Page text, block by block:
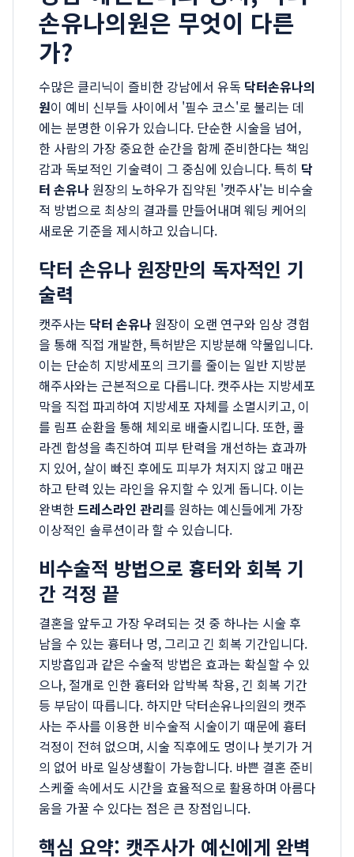
손유나의원은 무엇이 다른
가?
수많은 클리닉이 즐비한 강남에서 유독 닥터손유나의
원이 예비 신부들 사이에서 '필수 코스'로 불리는 데
에는 분명한 이유가 있습니다. 단순한 시술을 넘어,
한 사람의 가장 중요한 순간을 함께 준비한다는 책임
감과 독보적인 기술력이 그 중심에 있습니다. 특히 닥
터 손유나 원장의 노하우가 집약된 '캣주사'는 비수술
적 방법으로 최상의 결과를 만들어내며 웨딩 케어의
새로운 기준을 제시하고 있습니다.
닥터 손유나 원장만의 독자적인 기
술력
캣주사는 닥터 손유나 원장이 오랜 연구와 임상 경험
을 통해 직접 개발한, 특허받은 지방분해 약물입니다.
이는 단순히 지방세포의 크기를 줄이는 일반 지방분
해주사와는 근본적으로 다릅니다. 캣주사는 지방세포
막을 직접 파괴하여 지방세포 자체를 소멸시키고, 이
를 림프 순환을 통해 체외로 배출시킵니다. 또한, 콜
라겐 합성을 촉진하여 피부 탄력을 개선하는 효과까
지 있어, 살이 빠진 후에도 피부가 처지지 않고 매끈
하고 탄력 있는 라인을 유지할 수 있게 돕니다. 이는
완벽한드레스라인 관리를 원하는 예신들에게 가장
이상적인 솔루션이라 할 수 있습니다.
비수술적 방법으로 흉터와 회복 기
간 걱정 끝
결혼을 앞두고 가장 우려되는 것 중 하나는 시술 후
남을 수 있는 흉터나 멍, 그리고 긴 회복 기간입니다.
지방흡입과 같은 수술적 방법은 효과는 확실할 수 있
으나, 절개로 인한 흉터와 압박복 착용, 긴 회복 기간
등 부담이 따릅니다. 하지만 닥터손유나의원의 캣주
사는 주사를 이용한 비수술적 시술이기 때문에 흉터
걱정이 전혀 없으며, 시술 직후에도 멍이나 붓기가 거
의 없어 바로 일상생활이 가능합니다. 바쁜 결혼 준비
스케줄 속에서도 시간을 효율적으로 활용하며 아름다
움을 가꿀 수 있다는 점은 큰 장점입니다.
핵심 요약: 캣주사가 예신에게 완벽